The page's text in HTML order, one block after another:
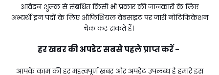
आवेदन शुल्क से संबंधित किसी भी प्रकार की जानकारी के लिए
अभ्यर्थी इन पदों के लिए ऑफिशियल वेबसाइट पर जारी नोटिफिकेशन
चेक कर सकते हैं।
हर खबर की अपडेट सबसे पहले प्राप्त करें -
आपके काम की हर महत्वपूर्ण खबर और अपडेट उपलब्ध है हमारे इस